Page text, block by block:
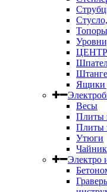
Ящики
Весы
Плиты
Плиты
Утюги
Электро